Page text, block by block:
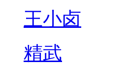
王小卤
精武